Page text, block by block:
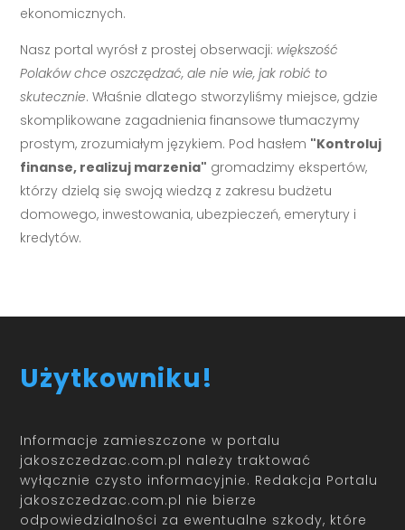
ekonomicznych.
Nasz portal wyrósł z prostej obserwacji: większość
Polaków chce oszczędzać, ale nie wie, jak robić to
skutecznie. Właśnie dlatego stworzyliśmy miejsce, gdzie
skomplikowane zagadnienia finansowe tłumaczymy
prostym, zrozumiałym językiem. Pod hasłem "Kontroluj
finanse, realizuj marzenia" gromadzimy ekspertów,
którzy dzielą się swoją wiedzą z zakresu budżetu
domowego, inwestowania, ubezpieczeń, emerytury i
kredytów.
Użytkowniku!
Informacje zamieszczone w portalu
jakoszczedzac.com.pl należy traktować
wyłącznie czysto informacyjnie. Redakcja Portalu
jakoszczedzac.com.pl nie bierze
odpowiedzialności za ewentualne szkody, które